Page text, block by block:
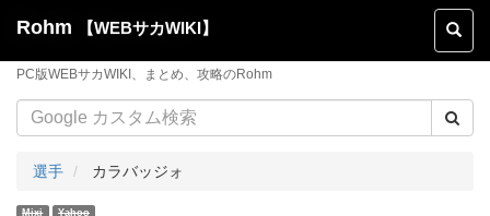
Toggle
Rohm 【WEBサカWIKI】
PC版WEBサカWIKI、まとめ、攻略のRohm
選手 カラバッジォ